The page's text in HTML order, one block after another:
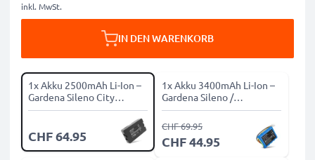
inkl. MwSt.
IN DEN WARENKORB
1x Akku 2500mAh Li-Ion –
Gardena Sileno City
250,500 Minimo 250,
CHF 64.95
1x Akku 3400mAh Li-Ion –
Gardena Sileno /
Husqvarna Automower
315 - Ohne Gehäuse
CHF 44.95
CHF 69.95